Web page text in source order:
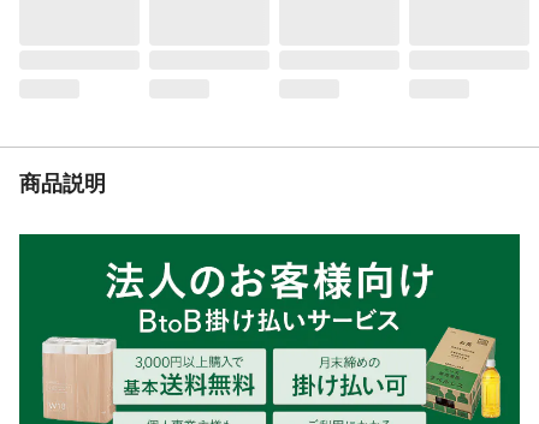
バッテリー容量
使用燃料
始動電流:4.2A/4.0A
3.4kg
消耗品の名称・品番
ケーシングパッキン、ナイブケーシングパ
ッキン、羽根車、メカニカルシール、ベア
全揚程
2.0m
吐出し量
70L/min
商品説明